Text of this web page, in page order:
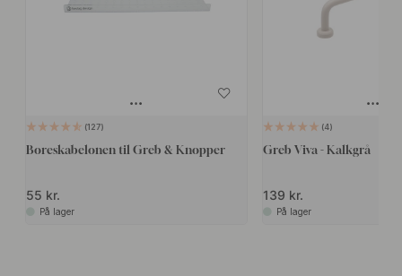
127
Boreskabelonen til Greb & Knopper
55 kr.
På lager
4
Greb Viva - Kalkgrå
139 kr.
På lager